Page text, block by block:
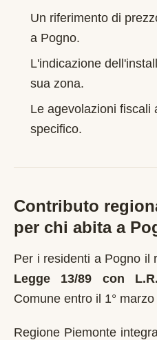
Un riferimento di
a Pogno.
L'indicazione
sua zona.
Le agevolazioni fiscali
specifico.
Contributo
per chi abita a
Per i residenti a Pogno il
Legge 13/89 con
Comune entro il 1°
Regione Piemonte